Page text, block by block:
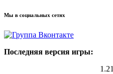
Мы в социальных сетях
Последняя версия игры: